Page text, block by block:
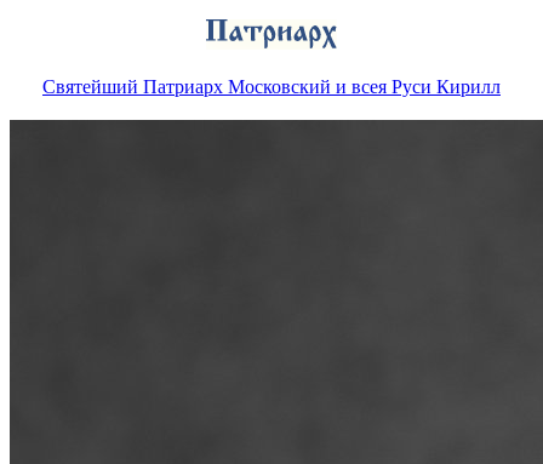
Святейший Патриарх Московский и всея Руси Кирилл